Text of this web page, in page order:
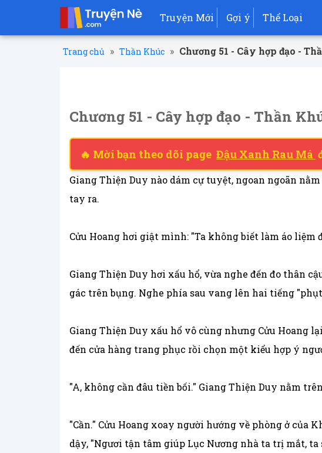
Truyện Mới Gợi ý Thể Loại
Trang chủ » Thần Khúc » Chương 51 - Cây hợp đạo -
Chương 51 - Cây hợp đạo - Thần
🔥 Mời bạn theo dõi page Đậu Xanh Rau Má
Giang Thiện Duy nào dám cự tuyệt, ngoan ngoãn
tay ra.
Cửu Hoang hơi giật mình: "Ta không biết làm áo liệm
Giang Thiện Duy hơi xấu hổ, vừa nghe đến đo thân
gác trên bụng. Nghe phía sau vang lên hai tiếng
Giang Thiện Duy xấu hổ vô cùng nhưng Cửu Hoang
đến cửa hàng trang phục rồi chọn một kiểu hợp ý
"A, không cần đâu tiền bối." Giang Thiện Duy nằm
"Cần." Cửu Hoang xoay người hướng về phòng ở của
dậy, "Ngươi tận tâm giúp Lục Nương nhà ta trị mắt,